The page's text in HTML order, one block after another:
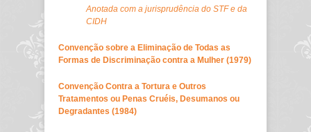
Anotada com a jurisprudência do STF e da
CIDH
Convenção sobre a Eliminação de Todas as
Formas de Discriminação contra a Mulher (1979)
Convenção Contra a Tortura e Outros
Tratamentos ou Penas Cruéis, Desumanos ou
Degradantes (1984)